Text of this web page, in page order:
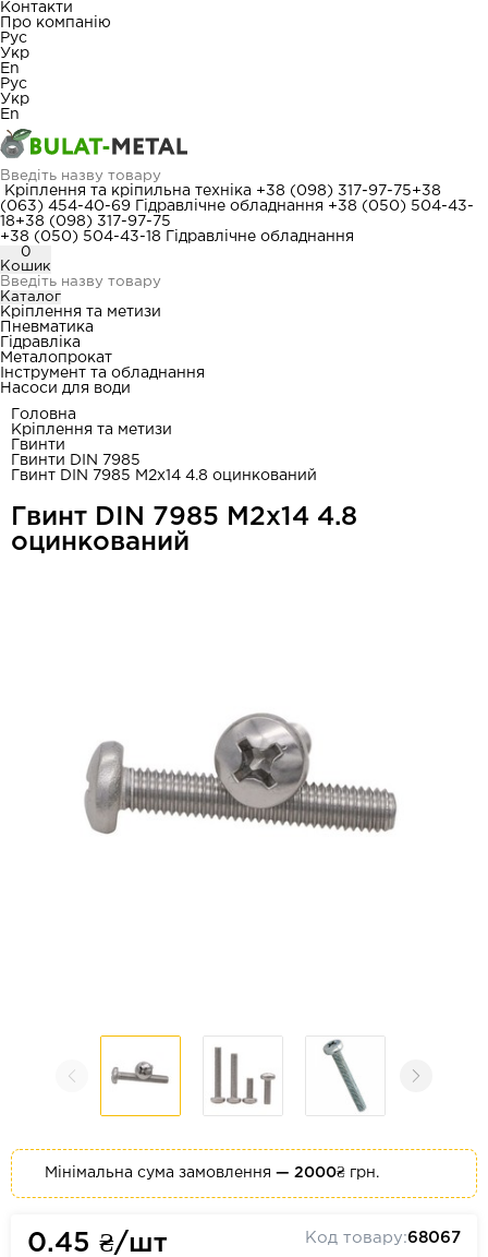
Контакти
Про компанію
Рус
Укр
En
Рус
Укр
En
Кріплення та кріпильна техніка +38 (098) 317-97-75+38
(063) 454-40-69
Гідравлічне обладнання +38 (050) 504-43-
18+38 (098) 317-97-75
+38 (050) 504-43-18
Гідравлічне обладнання
0
Кошик
Каталог
Кріплення та метизи
Пневматика
Гідравліка
Металопрокат
Інструмент та обладнання
Насоси для води
Головна
Кріплення та метизи
Гвинти
Гвинти DIN 7985
Гвинт DIN 7985 М2x14 4.8 оцинкований
Гвинт DIN 7985 М2x14 4.8
оцинкований
Мінімальна сума замовлення — 2000₴ грн.
0.45 ₴/шт Код товару:68067